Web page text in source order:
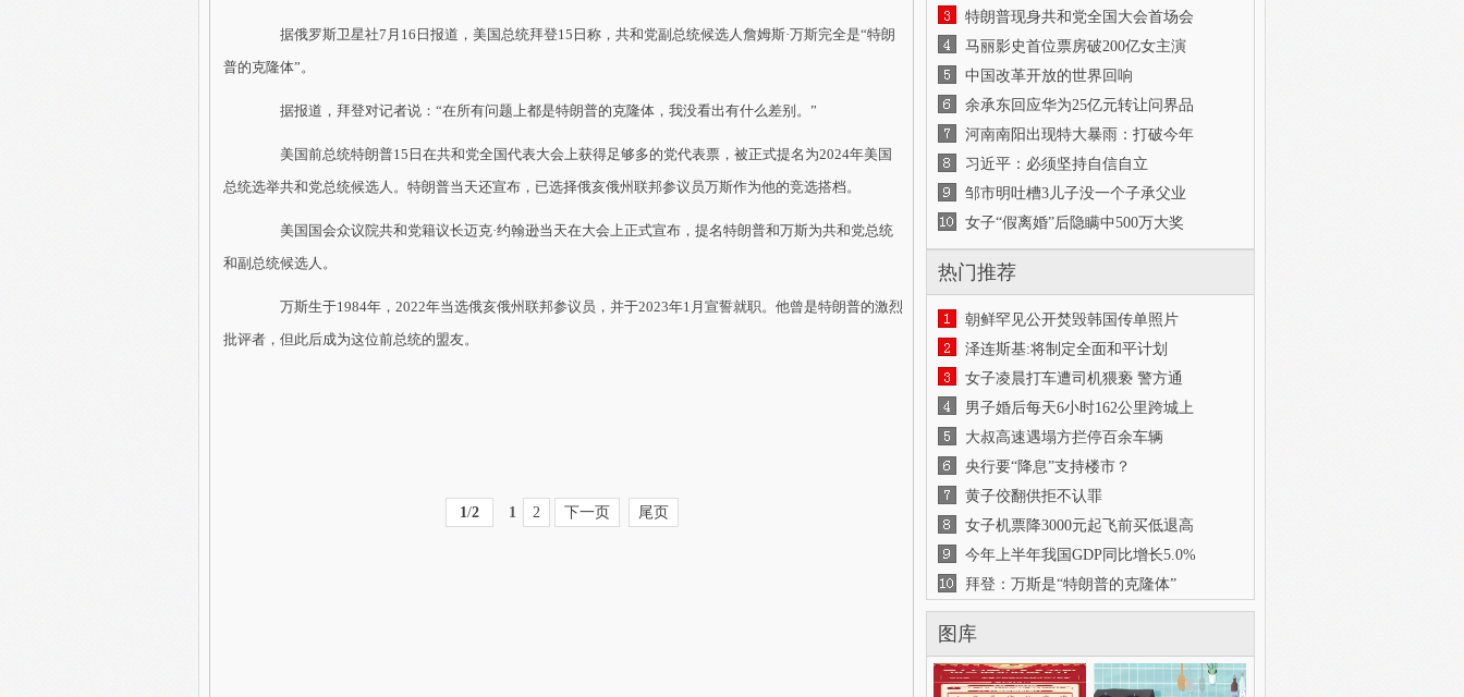
据俄罗斯卫星社7月16日报道，美国总统拜登15日称，共和党副总统候选人詹姆斯·万斯完全是“特朗
普的克隆体”。
据报道，拜登对记者说：“在所有问题上都是特朗普的克隆体，我没看出有什么差别。”
美国前总统特朗普15日在共和党全国代表大会上获得足够多的党代表票，被正式提名为2024年美国
总统选举共和党总统候选人。特朗普当天还宣布，已选择俄亥俄州联邦参议员万斯作为他的竞选搭档。
美国国会众议院共和党籍议长迈克·约翰逊当天在大会上正式宣布，提名特朗普和万斯为共和党总统
和副总统候选人。
万斯生于1984年，2022年当选俄亥俄州联邦参议员，并于2023年1月宣誓就职。他曾是特朗普的激烈
批评者，但此后成为这位前总统的盟友。
1/2 1 2 下一页 尾页
特朗普现身共和党全国大会首场会
马丽影史首位票房破200亿女主演
中国改革开放的世界回响
余承东回应华为25亿元转让问界品
河南南阳出现特大暴雨：打破今年
习近平：必须坚持自信自立
邹市明吐槽3儿子没一个子承父业
女子“假离婚”后隐瞒中500万大奖
热门推荐
朝鲜罕见公开焚毁韩国传单照片
泽连斯基:将制定全面和平计划
女子凌晨打车遭司机猥亵 警方通
男子婚后每天6小时162公里跨城上
大叔高速遇塌方拦停百余车辆
央行要“降息”支持楼市？
黄子佼翻供拒不认罪
女子机票降3000元起飞前买低退高
今年上半年我国GDP同比增长5.0%
拜登：万斯是“特朗普的克隆体”
图库